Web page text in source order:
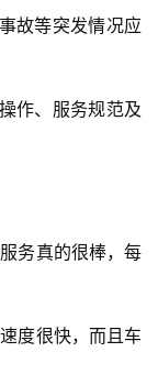
故等突发情况应
作、服务规范及
务真的很棒，每
度很快，而且车